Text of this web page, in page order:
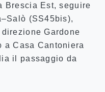
Brescia Est, seguire
(SS45bis),
Gardone
a Casa Cantoniera
il passaggio da